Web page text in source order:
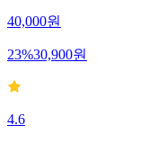
40,000원
23%30,900원
4.6